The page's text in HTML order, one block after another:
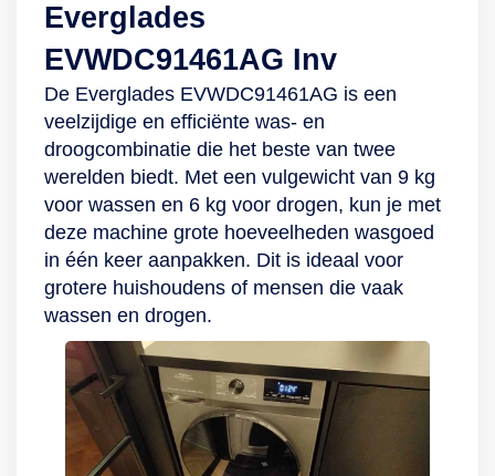
gekregen. Sterker
nog, als je het Eco-
programma gebruikt,
zijn de prestaties
nog eens 10%
zuiniger! Daarnaast
koppel je de
wasmachine via wifi
met de
SmartThings-app
om inzicht te krijgen
in je energieverbruik
Mode. In combinatie
met de toepassing
van EcoBubble-
technologie, het
Everglades
EVWDC91461AG Inv
De Everglades EVWDC91461AG is een
veelzijdige en efficiënte was- en
droogcombinatie die het beste van twee
werelden biedt. Met een vulgewicht van 9 kg
voor wassen en 6 kg voor drogen, kun je met
deze machine grote hoeveelheden wasgoed
in één keer aanpakken. Dit is ideaal voor
grotere huishoudens of mensen die vaak
wassen en drogen.